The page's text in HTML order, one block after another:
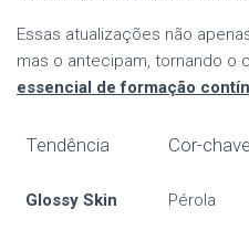
Essas atualizações não
mas o antecipam, tornando o
essencial de formação
Tendência Cor-chave
Glossy Skin Pérola